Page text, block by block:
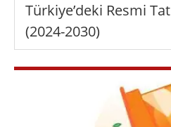
Türkiye’deki Resmi
(2024-2030)